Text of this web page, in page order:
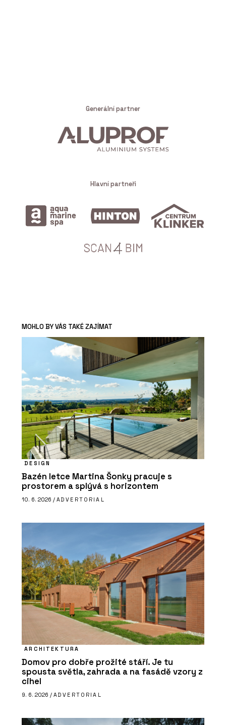
Generální partner
Hlavní partneři
MOHLO BY VÁS TAKÉ ZAJÍMAT
DESIGN
Bazén letce Martina Šonky pracuje s
prostorem a splývá s horizontem
10. 6. 2026 / ADVERTORIAL
ARCHITEKTURA
Domov pro dobře prožité stáří. Je tu
spousta světla, zahrada a na fasádě vzory z
cihel
9. 6. 2026 / ADVERTORIAL